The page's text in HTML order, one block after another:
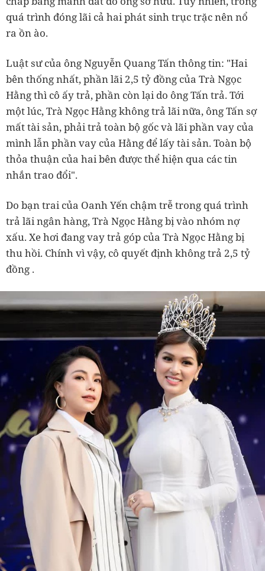
quá trình đóng lãi cả hai phát sinh trục trặc nên nổ
ra ồn ào.
Luật sư của ông Nguyễn Quang Tấn thông tin: "Hai
bên thống nhất, phần lãi 2,5 tỷ đồng của Trà Ngọc
Hằng thì cô ấy trả, phần còn lại do ông Tấn trả. Tới
một lúc, Trà Ngọc Hằng không trả lãi nữa, ông Tấn sợ
mất tài sản, phải trả toàn bộ gốc và lãi phần vay của
mình lẫn phần vay của Hằng để lấy tài sản. Toàn bộ
thỏa thuận của hai bên được thể hiện qua các tin
nhắn trao đổi".
Do bạn trai của Oanh Yến chậm trễ trong quá trình
trả lãi ngân hàng, Trà Ngọc Hằng bị vào nhóm nợ
xấu. Xe hơi đang vay trả góp của Trà Ngọc Hằng bị
thu hồi. Chính vì vậy, cô quyết định không trả 2,5 tỷ
đồng .